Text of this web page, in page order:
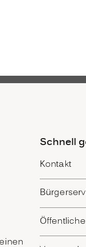
Schnell
Kontakt